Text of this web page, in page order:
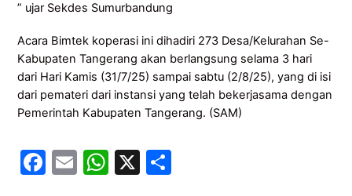
” ujar Sekdes Sumurbandung
Acara Bimtek koperasi ini dihadiri 273 Desa/Kelurahan Se-
Kabupaten Tangerang akan berlangsung selama 3 hari
dari Hari Kamis (31/7/25) sampai sabtu (2/8/25), yang di isi
dari pemateri dari instansi yang telah bekerjasama dengan
Pemerintah Kabupaten Tangerang. (SAM)
F
E
W X